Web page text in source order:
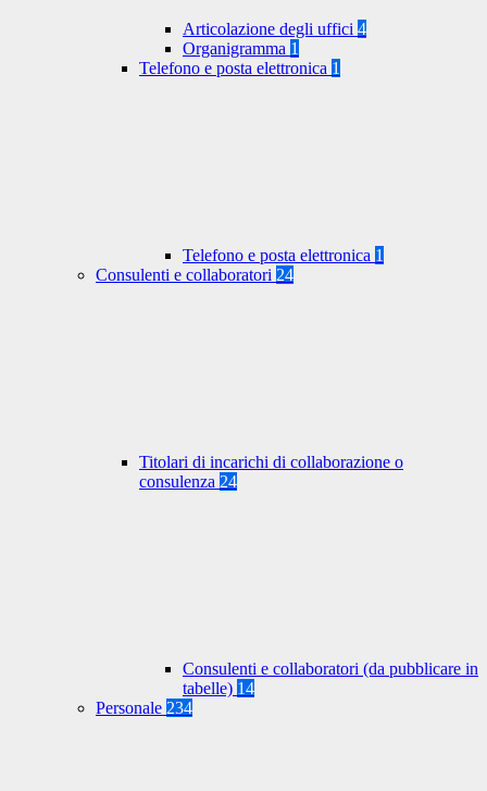
Articolazione degli uffici 4
Organigramma 1
Telefono e posta elettronica 1
Telefono e posta elettronica 1
Consulenti e collaboratori 24
Titolari di incarichi di collaborazione o
consulenza 24
Consulenti e collaboratori (da pubblicare in
tabelle) 14
Personale 234